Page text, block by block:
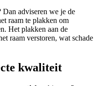
adviseren we je de
raam te plakken om
Het plakken aan de
raam verstoren, wat schade
kwaliteit